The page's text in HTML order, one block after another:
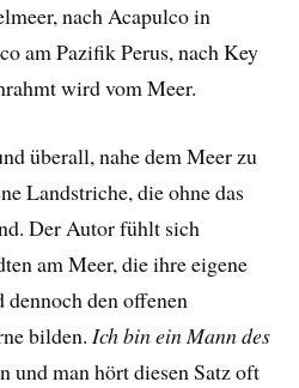
nach Acapulco in
am Pazifik Perus, nach Key
wird vom Meer.
überall, nahe dem Meer zu
Landstriche, die ohne das
Der Autor fühlt sich
am Meer, die ihre eigene
den offenen
bilden.Ich bin ein Mann des
und man hört diesen Satz oft